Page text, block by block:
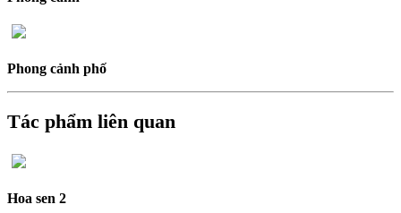
Phong cảnh phố
Tác phẩm liên quan
Hoa sen 2